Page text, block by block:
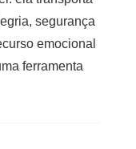
segurança
emocional
ferramenta